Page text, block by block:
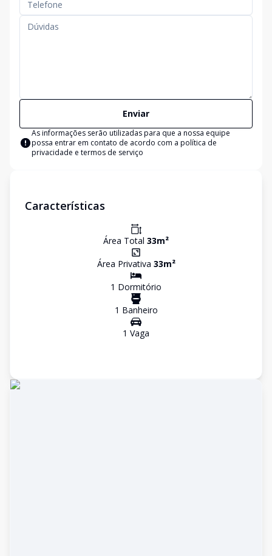
Enviar
As informações serão utilizadas para que a nossa equipe
possa entrar em contato de acordo com a política de
privacidade e termos de serviço
Características
Área Total 33m²
Área Privativa 33m²
1 Dormitório
1 Banheiro
1 Vaga